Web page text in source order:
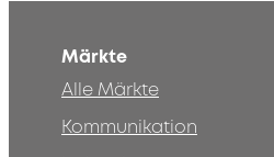
Märkte
Alle Märkte
Kommunikation